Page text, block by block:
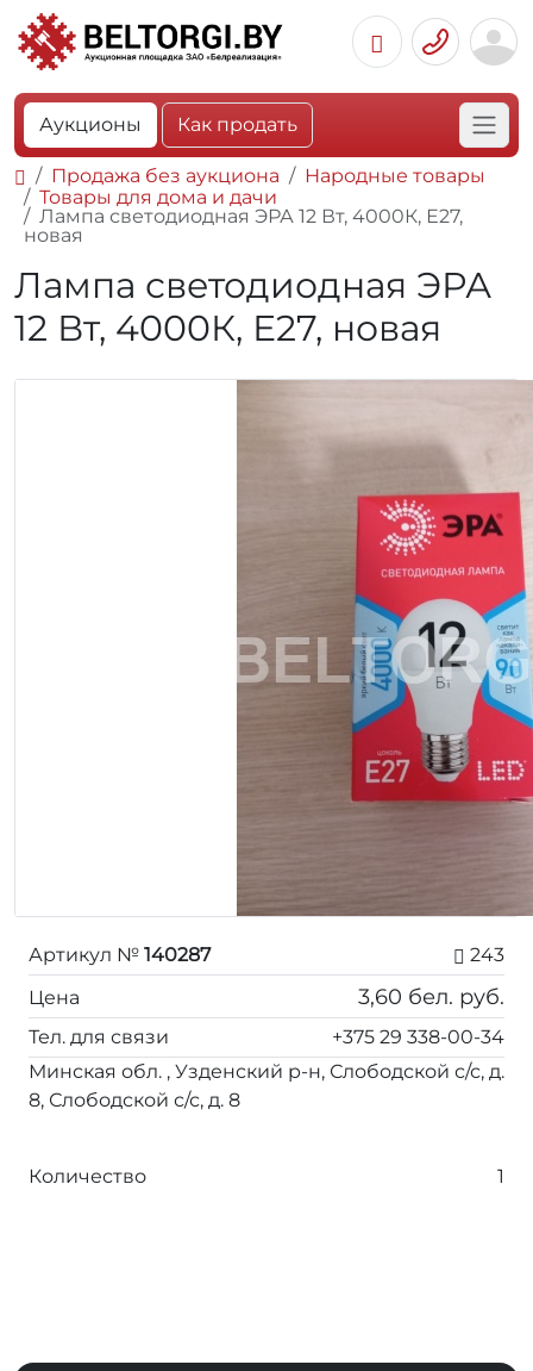
Аукционы Как продать
Продажа без аукциона
Народные товары
Товары для дома и дачи
Лампа светодиодная ЭРА 12 Вт, 4000К, Е27,
новая
Лампа светодиодная ЭРА
12 Вт, 4000К, Е27, новая
Артикул № 140287
243
Цена
3,60 бел. руб.
Тел. для связи
+375 29 338-00-34
Минская обл. , Узденский р-н, Слободской с/с, д.
8, Слободской с/с, д. 8
Количество 1